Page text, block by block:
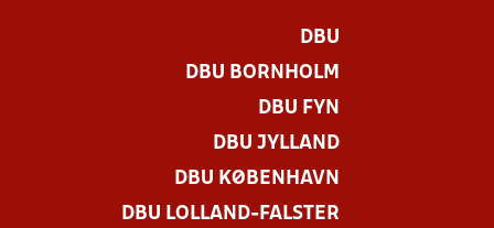
DBU
DBU BORNHOLM
DBU FYN
DBU JYLLAND
DBU KØBENHAVN
DBU LOLLAND-FALSTER